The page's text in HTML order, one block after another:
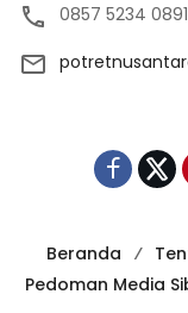
0857 5234
Beranda
Pedoman Media